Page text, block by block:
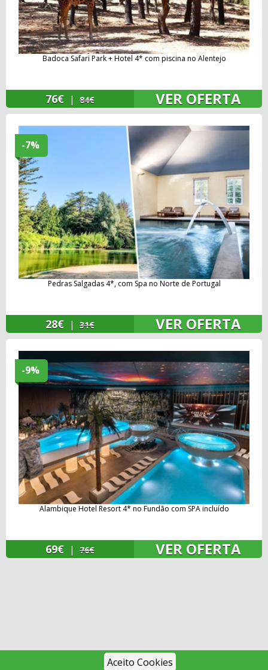
Badoca Safari Park + Hotel 4* com piscina no Alentejo
76€ | 84€ VER OFERTA
-7%
Pedras Salgadas 4*, com Spa no Norte de Portugal
28€ | 31€ VER OFERTA
-9%
Alambique Hotel Resort 4* no Fundão com SPA incluído
69€ | 76€ VER OFERTA
Aceito Cookies